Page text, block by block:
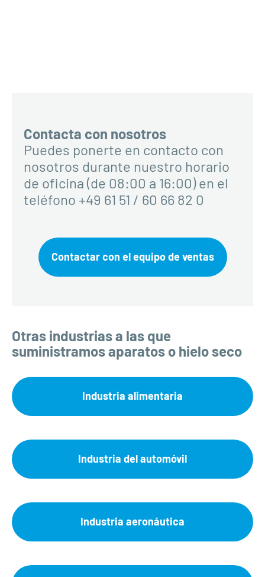
Contacta con nosotros
Puedes ponerte en contacto con
nosotros durante nuestro horario
de oficina (de 08:00 a 16:00) en el
teléfono +49 61 51 / 60 66 82 0
Contactar con el equipo de ventas
Otras industrias a las que
suministramos aparatos o hielo seco
Industria alimentaria
Industria del automóvil
Industria aeronáutica